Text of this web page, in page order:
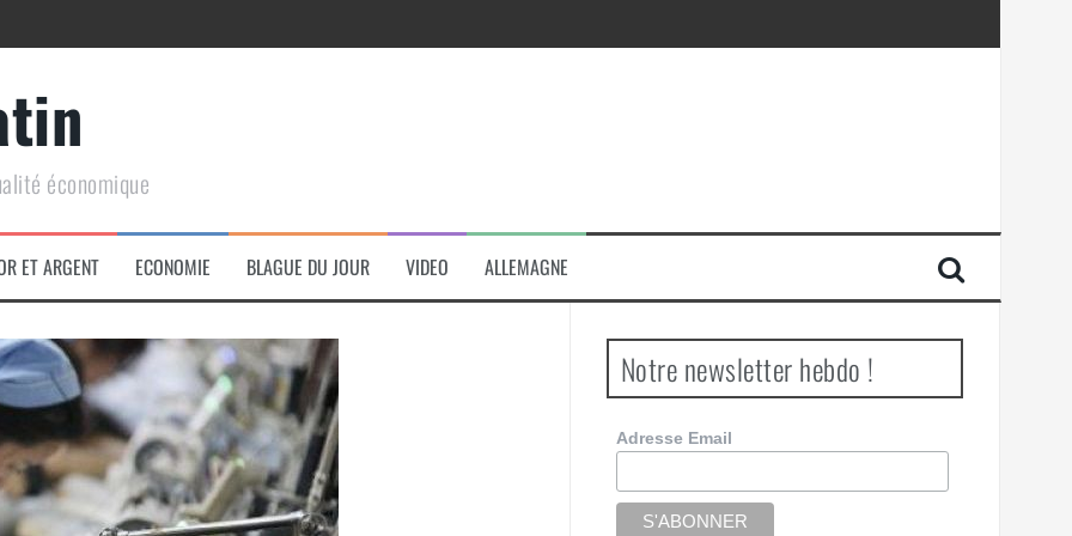
de conquête géopolitique massive
économique
ET ARGENT ECONOMIE BLAGUE DU JOUR VIDEO ALLEMAGNE
Notre newsletter hebdo !
Adresse Email